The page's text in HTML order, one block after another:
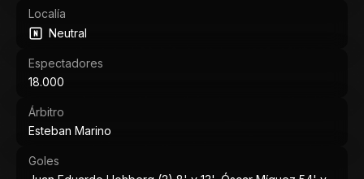
Localía
Neutral
Espectadores
18.000
Árbitro
Esteban Marino
Goles